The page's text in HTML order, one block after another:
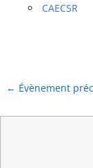
CAECSR
← Évènement